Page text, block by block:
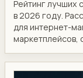
Рейтинг лучших
в 2026 году.
для интернет-
маркетплейсов,